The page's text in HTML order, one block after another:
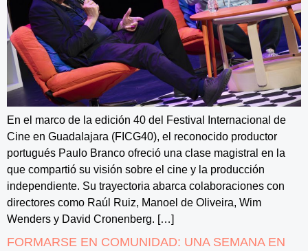
En el marco de la edición 40 del Festival Internacional de
Cine en Guadalajara (FICG40), el reconocido productor
portugués Paulo Branco ofreció una clase magistral en la
que compartió su visión sobre el cine y la producción
independiente. Su trayectoria abarca colaboraciones con
directores como Raúl Ruiz, Manoel de Oliveira, Wim
Wenders y David Cronenberg. […]
FORMARSE EN COMUNIDAD: UNA SEMANA EN